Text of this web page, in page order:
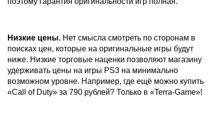
Низкие цены. Нет смысла смотреть по сторонам в
поисках цен, которые на оригинальные игры будут
ниже. Низкие торговые наценки позволяют магазину
удерживать цены на игры PS3 на минимально
возможном уровне. Например, где ещё можно купить
«Call of Duty» за 790 рублей? Только в «Terra-Game»!